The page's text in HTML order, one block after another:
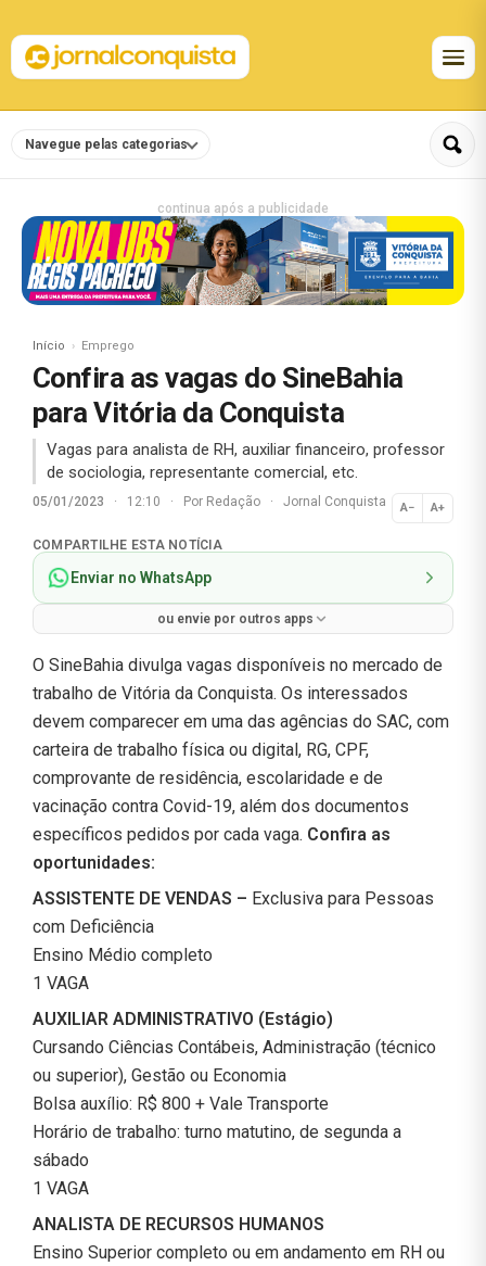
Navegue pelas categorias
continua após a publicidade
Início Emprego
Confira as vagas do SineBahia
para Vitória da Conquista
Vagas para analista de RH, auxiliar financeiro, professor
de sociologia, representante comercial, etc.
05/01/2023 · 12:10 · Por Redação · Jornal Conquista A− A+
Normal
COMPARTILHE ESTA NOTÍCIA
Enviar no WhatsApp
ou envie por outros apps
O SineBahia divulga vagas disponíveis no mercado de
trabalho de Vitória da Conquista. Os interessados
devem comparecer em uma das agências do SAC, com
carteira de trabalho física ou digital, RG, CPF,
comprovante de residência, escolaridade e de
vacinação contra Covid-19, além dos documentos
específicos pedidos por cada vaga. Confira as
oportunidades:
ASSISTENTE DE VENDAS – Exclusiva para Pessoas
com Deficiência
Ensino Médio completo
1 VAGA
AUXILIAR ADMINISTRATIVO (Estágio)
Cursando Ciências Contábeis, Administração (técnico
ou superior), Gestão ou Economia
Bolsa auxílio: R$ 800 + Vale Transporte
Horário de trabalho: turno matutino, de segunda a
sábado
1 VAGA
ANALISTA DE RECURSOS HUMANOS
Ensino Superior completo ou em andamento em RH ou